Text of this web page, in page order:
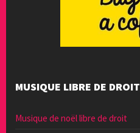
MUSIQUE LIBRE DE DROIT
Musique de noël libre de droit